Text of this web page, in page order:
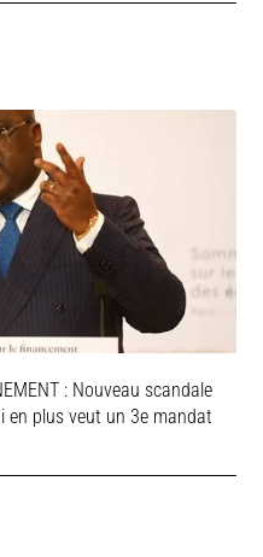
: Nouveau scandale
en plus veut un 3e mandat